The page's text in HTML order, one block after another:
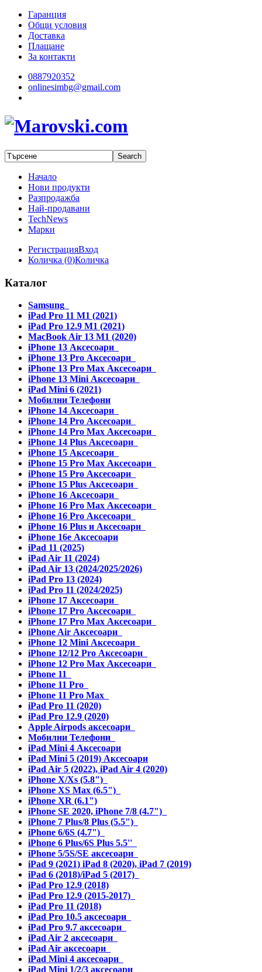
Гаранция
Общи условия
Доставка
Плащане
За контакти
0887920352
onlinesimbg@gmail.com
Начало
Нови продукти
Разпродажба
Най-продавани
TechNews
Марки
РегистрацияВход
Количка (0)Количка
Каталог
Samsung
iPad Pro 11 M1 (2021)
iPad Pro 12.9 M1 (2021)
MacBook Air 13 M1 (2020)
iPhone 13 Аксесоари
iPhone 13 Pro Аксесоари
iPhone 13 Pro Max Аксесоари
iPhone 13 Mini Аксесоари
iPad Mini 6 (2021)
Мобилни Телефони
iPhone 14 Аксесоари
iPhone 14 Pro Аксесоари
iPhone 14 Pro Max Аксесоари
iPhone 14 Plus Аксесоари
iPhone 15 Аксесоари
iPhone 15 Pro Max Аксесоари
iPhone 15 Pro Аксесоари
iPhone 15 Plus Аксесоари
iPhone 16 Аксесоари
iPhone 16 Pro Max Аксесоари
iPhone 16 Pro Аксесоари
iPhone 16 Plus и Аксесоари
iPhone 16e Аксесоари
iPad 11 (2025)
iPad Air 11 (2024)
iPad Air 13 (2024/2025/2026)
iPad Pro 13 (2024)
iPad Pro 11 (2024/2025)
iPhone 17 Аксесоари
iPhone 17 Pro Аксесоари
iPhone 17 Pro Max Аксесоари
iPhone Air Аксесоари
iPhone 12 Mini Аксесоари
iPhone 12/12 Pro Аксесоари
iPhone 12 Pro Max Аксесоари
iPhone 11
iPhone 11 Pro
iPhone 11 Pro Max
iPad Pro 11 (2020)
iPad Pro 12.9 (2020)
Apple Airpods аксесоари
Мобилни Телефони
iPad Mini 4 Аксесоари
iPad Mini 5 (2019) Аксесоари
iPad Air 5 (2022), iPad Air 4 (2020)
iPhone X/Xs (5.8")
iPhone XS Max (6.5")
iPhone XR (6.1")
iPhone SE 2020, iPhone 7/8 (4.7")
iPhone 7 Plus/8 Plus (5.5")
iPhone 6/6S (4.7")
iPhone 6 Plus/6S Plus 5.5''
iPhone 5/5S/SE аксесоари
iPad 9 (2021) iPad 8 (2020), iPad 7 (2019)
iPad 6 (2018)/iPad 5 (2017)
iPad Pro 12.9 (2018)
iPad Pro 12.9 (2015-2017)
iPad Pro 11 (2018)
iPad Pro 10.5 аксесоари
iPad Pro 9.7 аксесоари
iPad Air 2 аксесоари
iPad Air аксесоари
iPad Mini 4 аксесоари
iPad Mini 1/2/3 аксесоари